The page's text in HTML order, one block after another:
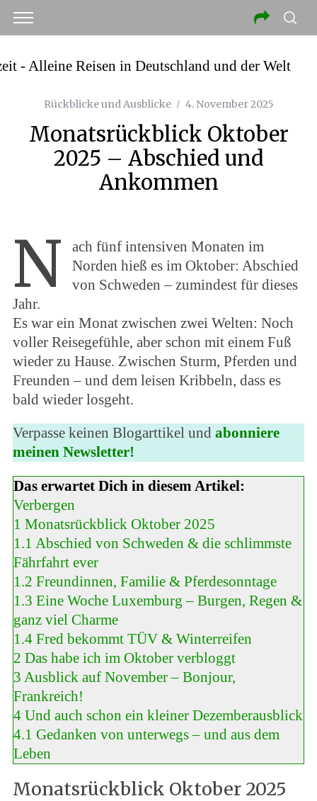
Rückblicke und Ausblicke 4. November 2025
Monatsrückblick Oktober
2025 – Abschied und
Ankommen
N
ach fünf intensiven Monaten im
Norden hieß es im Oktober: Abschied
von Schweden – zumindest für dieses
Jahr.
Es war ein Monat zwischen zwei Welten: Noch
voller Reisegefühle, aber schon mit einem Fuß
wieder zu Hause. Zwischen Sturm, Pferden und
Freunden – und dem leisen Kribbeln, dass es
bald wieder losgeht.
Verpasse keinen Blogarttikel und abonniere
meinen Newsletter!
Das erwartet Dich in diesem Artikel:
Verbergen
1 Monatsrückblick Oktober 2025
1.1 Abschied von Schweden & die schlimmste
Fährfahrt ever
1.2 Freundinnen, Familie & Pferdesonntage
1.3 Eine Woche Luxemburg – Burgen, Regen &
ganz viel Charme
1.4 Fred bekommt TÜV & Winterreifen
2 Das habe ich im Oktober verbloggt
3 Ausblick auf November – Bonjour,
Frankreich!
4 Und auch schon ein kleiner Dezemberausblick
4.1 Gedanken von unterwegs – und aus dem
Leben
Monatsrückblick Oktober 2025